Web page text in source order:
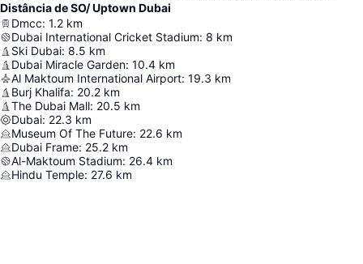
Distância de SO/ Uptown Dubai
Dmcc: 1.2 km
Dubai International Cricket Stadium: 8 km
Ski Dubai: 8.5 km
Dubai Miracle Garden: 10.4 km
Al Maktoum International Airport: 19.3 km
Burj Khalifa: 20.2 km
The Dubai Mall: 20.5 km
Dubai: 22.3 km
Museum Of The Future: 22.6 km
Dubai Frame: 25.2 km
Al-Maktoum Stadium: 26.4 km
Hindu Temple: 27.6 km